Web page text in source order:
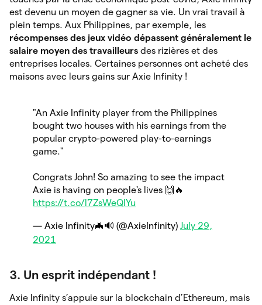
est devenu un moyen de gagner sa vie. Un vrai travail à
plein temps. Aux Philippines, par exemple, les
récompenses des jeux vidéo dépassent généralement le
salaire moyen des travailleurs des rizières et des
entreprises locales. Certaines personnes ont acheté des
maisons avec leurs gains sur Axie Infinity !
"An Axie Infinity player from the Philippines
bought two houses with his earnings from the
popular crypto-powered play-to-earnings
game."
Congrats John! So amazing to see the impact
Axie is having on people's lives 🙌🔥
https://t.co/l7ZsWeQlYu
— Axie Infinity🦇🔊 (@AxieInfinity) July 29,
2021
3. Un esprit indépendant !
Axie Infinity s’appuie sur la blockchain d’Ethereum, mais